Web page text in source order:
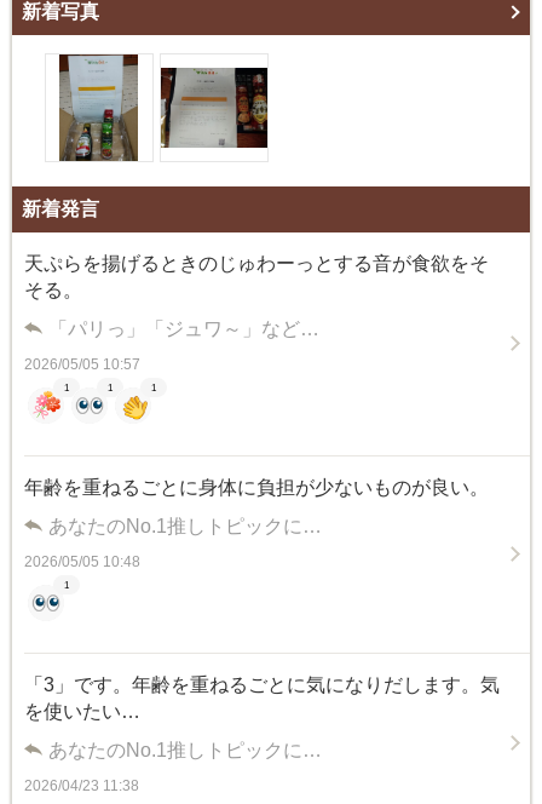
新着写真
新着発言
天ぷらを揚げるときのじゅわーっとする音が食欲をそ
そる。
「パリっ」「ジュワ～」など…
2026/05/05 10:57
1 1 1
年齢を重ねるごとに身体に負担が少ないものが良い。
あなたのNo.1推しトピックに…
2026/05/05 10:48
1
「3」です。年齢を重ねるごとに気になりだします。気
を使いたい…
あなたのNo.1推しトピックに…
2026/04/23 11:38